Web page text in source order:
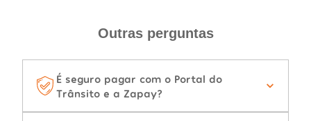
Outras perguntas
É seguro pagar com o Portal do
Trânsito e a Zapay?